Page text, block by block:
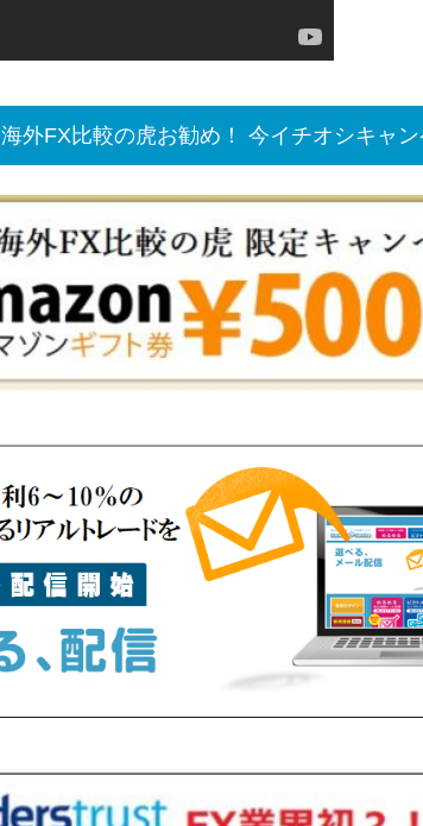
海外FX比較の虎お勧め！ 今イチオシキャ